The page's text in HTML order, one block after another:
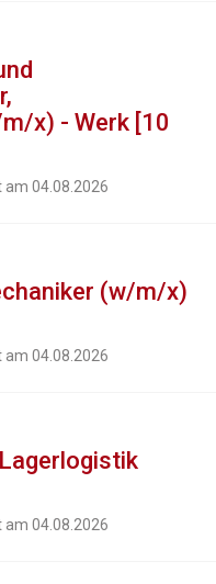
x) - Werk [10
04.08.2026
(w/m/x)
04.08.2026
04.08.2026